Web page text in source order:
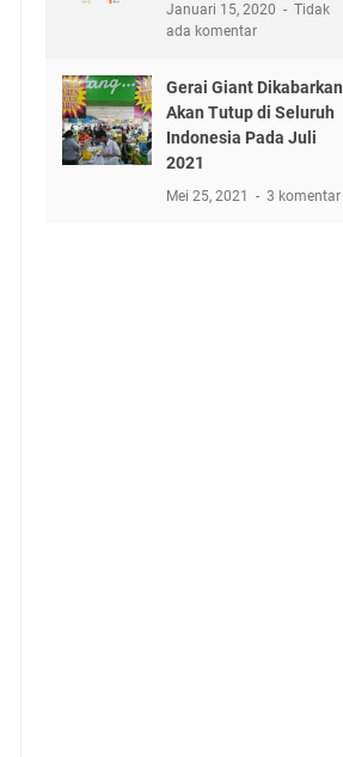
Januari 15, 2020
Tidak
ada komentar
Gerai Giant Dikabarkan
Akan Tutup di Seluruh
Indonesia Pada Juli
2021
Mei 25, 2021 3 komentar